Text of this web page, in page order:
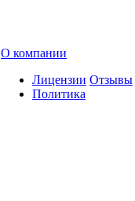
О компании
Лицензии
Политика
Отзывы